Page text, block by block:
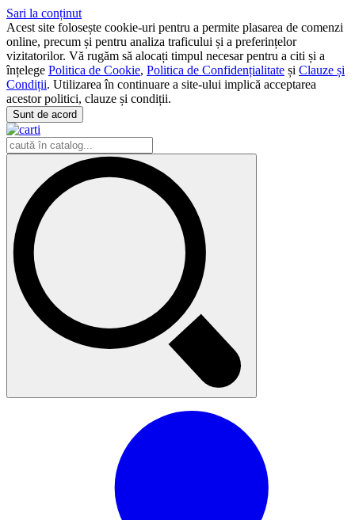
Sari la conținut
Acest site folosește cookie-uri pentru a permite plasarea de comenzi
online, precum și pentru analiza traficului și a preferințelor
vizitatorilor. Vă rugăm să alocați timpul necesar pentru a citi și a
înțelege Politica de Cookie, Politica de Confidențialitate și Clauze și
Condiții. Utilizarea în continuare a site-ului implică acceptarea
acestor politici, clauze și condiții.
Sunt de acord